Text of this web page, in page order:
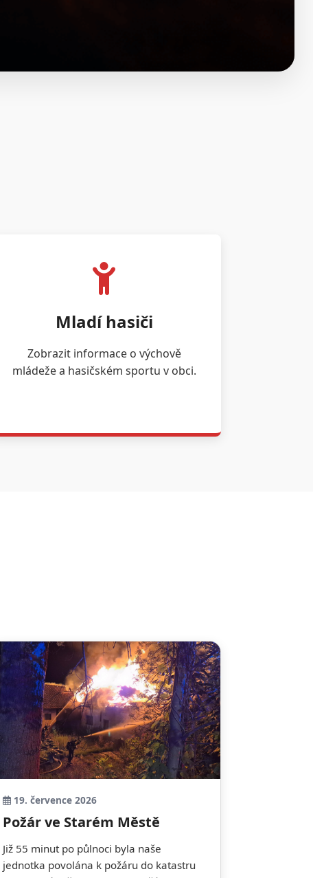
Mladí hasiči
Zobrazit informace o výchově
mládeže a hasičském sportu v obci.
19. července 2026
Požár ve Starém Městě
Již 55 minut po půlnoci byla naše
jednotka povolána k požáru do katastru